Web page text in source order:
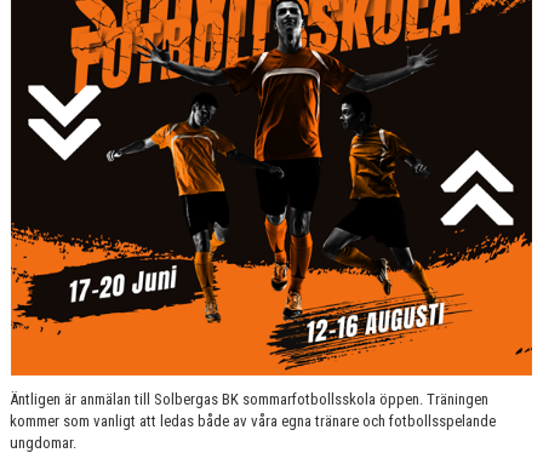
Äntligen är anmälan till Solbergas BK sommarfotbollsskola öppen. Träningen
kommer som vanligt att ledas både av våra egna tränare och fotbollsspelande
ungdomar.